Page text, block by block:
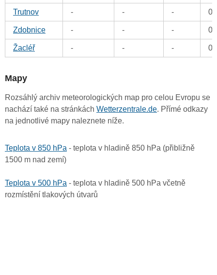
Trutnov - - - 0
Zdobnice - - - 0
Žacléř - - - 0
Mapy
Rozsáhlý archiv meteorologických map pro celou Evropu se
nachází také na stránkách Wetterzentrale.de. Přímé odkazy
na jednotlivé mapy naleznete níže.
Teplota v 850 hPa - teplota v hladině 850 hPa (přibližně
1500 m nad zemí)
Teplota v 500 hPa - teplota v hladině 500 hPa včetně
rozmístění tlakových útvarů